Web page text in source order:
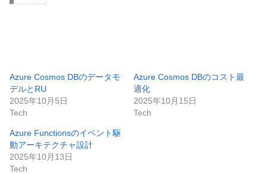
Azure Cosmos DBのデータモ
デルとRU
2025年10月5日
Tech
Azure Cosmos DBのコスト最
適化
2025年10月15日
Tech
Azure Functionsのイベント駆
動アーキテクチャ設計
2025年10月13日
Tech